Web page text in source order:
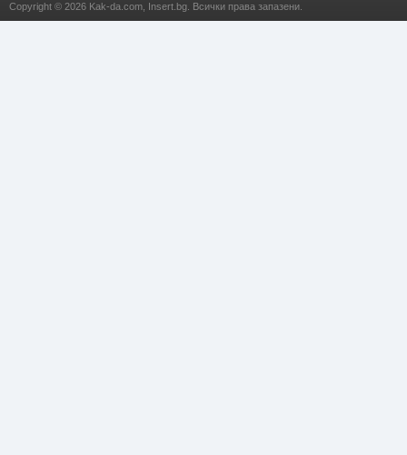
Copyright © 2026 Kak-da.com Insert.bg . Всички права запазени.